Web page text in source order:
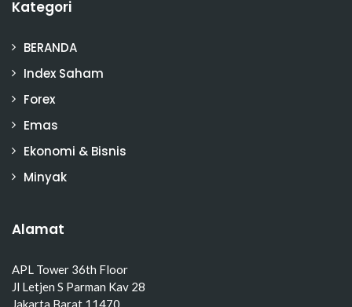
Kategori
BERANDA
Index Saham
Forex
Emas
Ekonomi & Bisnis
Minyak
Alamat
APL Tower 36th Floor
Jl Letjen S Parman Kav 28
Jakarta Barat 11470